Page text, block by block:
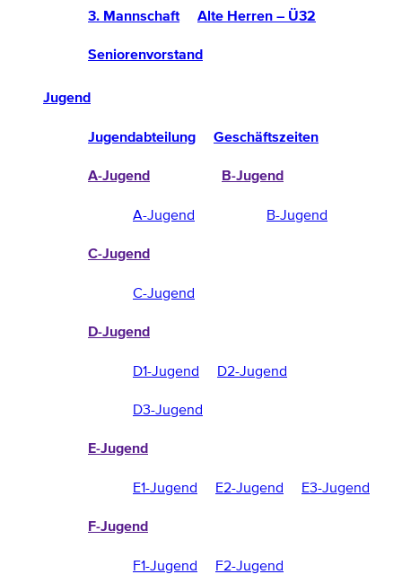
3. Mannschaft Alte Herren – Ü32
Seniorenvorstand
Jugend
Jugendabteilung Geschäftszeiten
A-Jugend
A-Jugend
B-Jugend
B-Jugend
C-Jugend
C-Jugend
D-Jugend
D1-Jugend
D2-Jugend
D3-Jugend
E-Jugend
E1-Jugend E2-Jugend E3-Jugend
F-Jugend
F1-Jugend F2-Jugend